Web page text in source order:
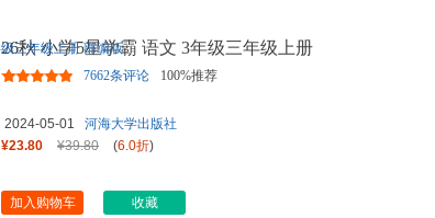
26秋 小学5星学霸 语文 3年级三年级上册
部编版
7662条评论 100%推荐
2024-05-01
河海大学出版社
¥23.80
¥39.80 (6.0折)
加入购物车 收藏